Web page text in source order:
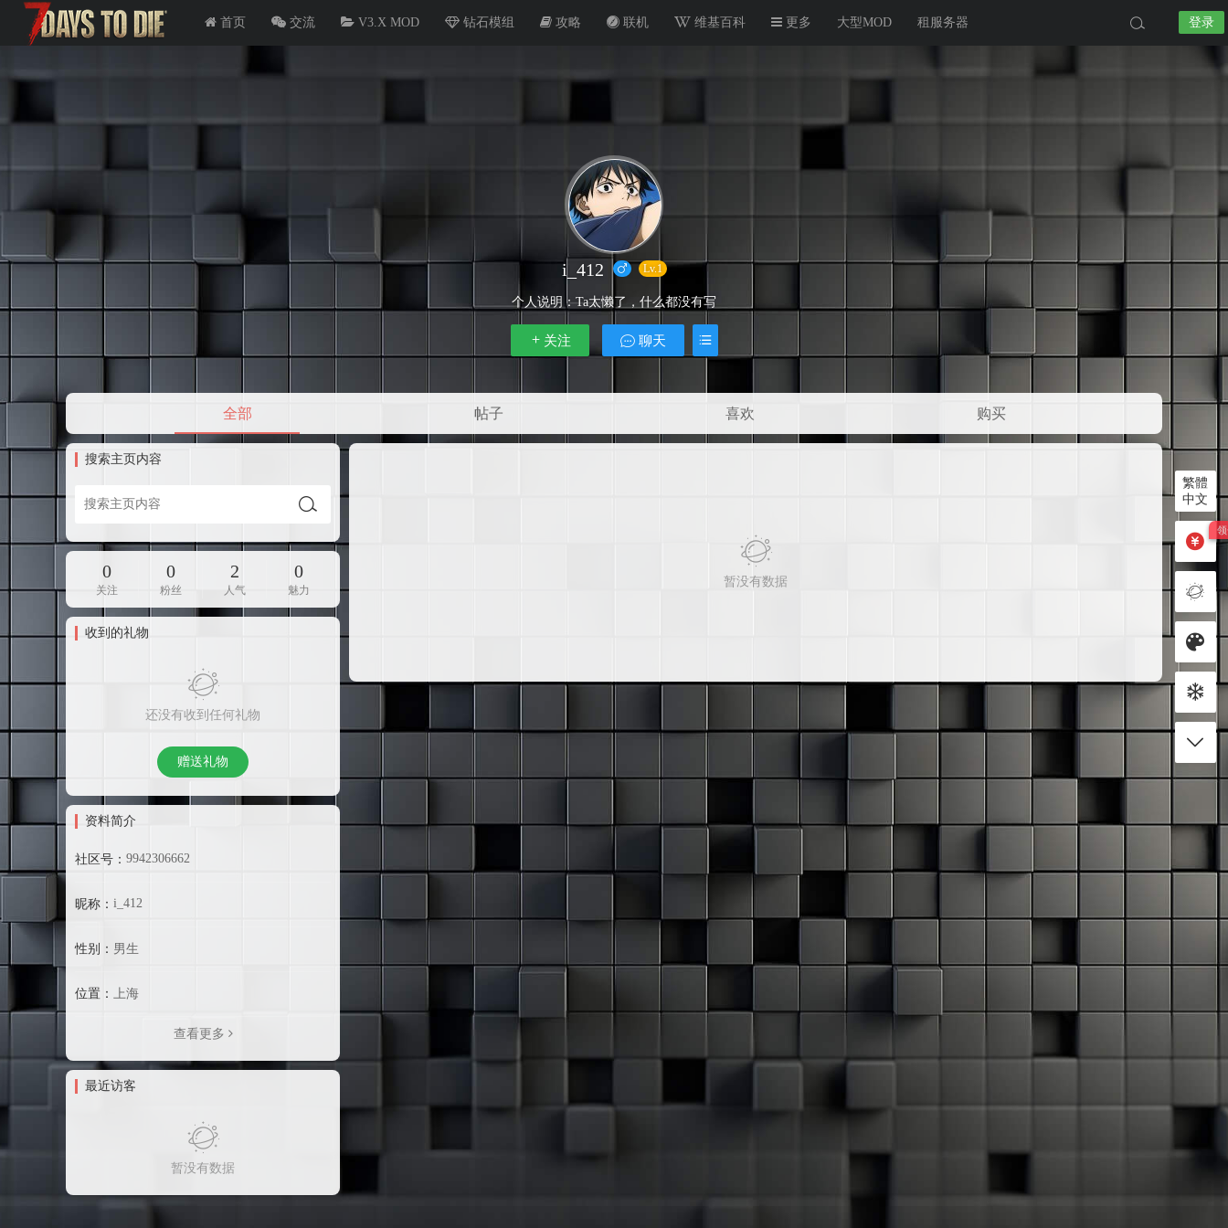
首页 交流 V3.X MOD 钻石模组 攻略 联机 维基百科 更多 大型MOD 租服务器 登录
i_412 Lv.1
个人说明：Ta太懒了，什么都没有写
关注 聊天
全部 帖子 喜欢 购买
搜索主页内容
0
关注
0
粉丝
2
人气
0
魅力
收到的礼物
还没有收到任何礼物
赠送礼物
资料简介
社区号： 9942306662
昵称： i_412
性别： 男生
位置： 上海
查看更多
最近访客
暂没有数据
暂没有数据
繁體
中文